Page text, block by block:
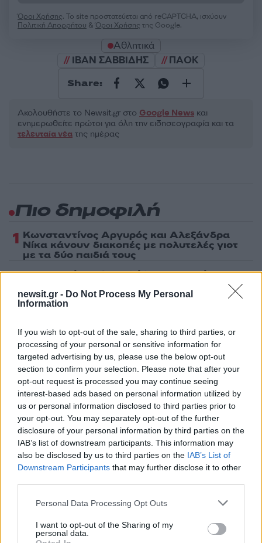
newsit.gr - Do Not Process My Personal
Information
If you wish to opt-out of the sale, sharing to third parties, or
processing of your personal or sensitive information for
targeted advertising by us, please use the below opt-out
section to confirm your selection. Please note that after your
opt-out request is processed you may continue seeing
interest-based ads based on personal information utilized by
us or personal information disclosed to third parties prior to
your opt-out. You may separately opt-out of the further
disclosure of your personal information by third parties on the
IAB’s list of downstream participants. This information may
also be disclosed by us to third parties on the IAB’s List of
Downstream Participants that may further disclose it to other
Please note that this website/app uses one or more Google
not limited to your visit or usage behaviour. You may click to
grant or deny consent to Google and its third-party tags to
Personal Data Processing Opt Outs
I want to opt-out of the Sharing of my
personal data.
Όροι Χρήσης. Το site προστατεύεται από reCAPTCHA, ισχύουν
Πολιτική Απορρήτου &Όροι Χρήσης της Google.
Αθλητικά
ΙΒΑΝ ΣΑΒΒΙΔΗΣ
ΠΑΟΚ
Share:
Ακολουθήστε το Νewsit.gr στο Google News και
ενημερωθείτε πρώτοι για όλη την ειδησεογραφία και τα
τελευταία νέα της ημέρας
Πιο δημοφιλή
1 Κωνσταντίνος Αργυρός και Αλεξάνδρα
Νίκα κάνουν διακοπές με πολυτελές γιοτ
με τα δύο παιδιά τους
2Η Άννα Βίσση ξετρελάθηκε με μπάντα που
έπαιζε Τσιτσάνη στο Φισκάρδο και τους
πρότεινε συνεργασία
4Ελίζαμπεθ Ελέτσι και Νεκτάριος Λεμονίδης
πήγαν στον Άγιο Νεκτάριο Βούλας για να
πάρουν την ευχή για τον γιο τους
5Τζο Μπάιντεν: «Ο καρκίνος έχει εξαπλωθεί,
είναι πολύ επώδυνο», λέει ο γιος του
Πιο σχολιασμένα
96 Βγήκαν ξανά τα μαχαίρια στην Ελπίδα
για τη Δημοκρατία: «Καρυστιανού,
κίνημα σε φοβικό αρχηγικό κόμμα»
Απίστευτο κι όμως αληθινό -
αγγειοχειρουργού του νοσοκομείου
Χανίων επειδή κλάπηκε το μηχανάκι του